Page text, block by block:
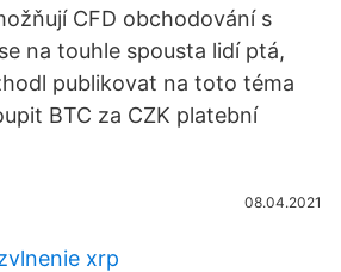
CFD obchodování s
na touhle spousta lidí ptá,
publikovat na toto téma
BTC za CZK platební
08.04.2021
xrp